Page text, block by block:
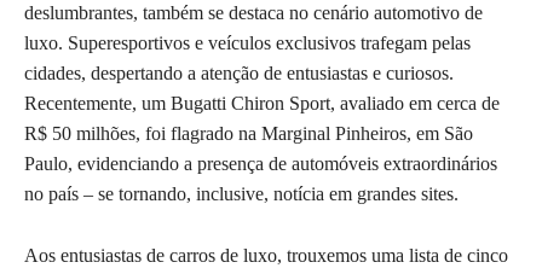
deslumbrantes, também se destaca no cenário automotivo de
luxo. Superesportivos e veículos exclusivos trafegam pelas
cidades, despertando a atenção de entusiastas e curiosos.
Recentemente, um Bugatti Chiron Sport, avaliado em cerca de
R$ 50 milhões, foi flagrado na Marginal Pinheiros, em São
Paulo, evidenciando a presença de automóveis extraordinários
no país – se tornando, inclusive, notícia em grandes sites.
Aos entusiastas de carros de luxo, trouxemos uma lista de cinco